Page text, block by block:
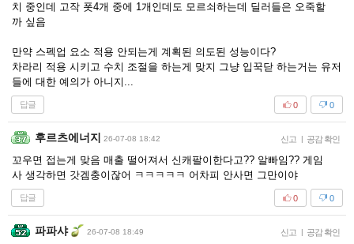
치 중인데 고작 폿4개 중에 1개인데도 모르쇠하는데 딜러들은 오죽할
까 싶음
만약 스펙업 요소 적용 안되는게 계획된 의도된 성능이다?
차라리 적용 시키고 수치 조절을 하는게 맞지 그냥 입꾹닫 하는거는 유저
들에 대한 예의가 아니지...
답글 0
0
후르츠에너지 26-07-08 18:42 신고 | 공감 확인
꼬우면 접는게 맞음 매출 떨어져서 신캐팔이한다고?? 알빠임?? 게임
사 생각하면 갓겜충이잖어 ㅋㅋㅋㅋㅋ 어차피 안사면 그만이야
답글 0
0
파파샤 26-07-08 18:49 신고 | 공감 확인